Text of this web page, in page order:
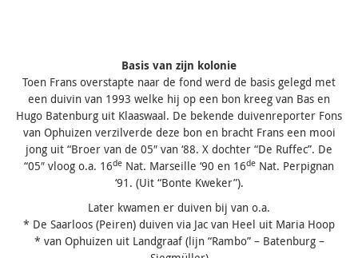
Basis van zijn kolonie
Toen Frans overstapte naar de fond werd de basis gelegd met
een duivin van 1993 welke hij op een bon kreeg van Bas en
Hugo Batenburg uit Klaaswaal. De bekende duivenreporter Fons
van Ophuizen verzilverde deze bon en bracht Frans een mooi
jong uit “Broer van de 05″ van ‘88. X dochter “De Ruffec”. De
“05″ vloog o.a. 16de Nat. Marseille ‘90 en 16de Nat. Perpignan
‘91. (Uit “Bonte Kweker”).
Later kwamen er duiven bij van o.a.
* De Saarloos (Peiren) duiven via Jac van Heel uit Maria Hoop
* van Ophuizen uit Landgraaf (lijn “Rambo” – Batenburg –